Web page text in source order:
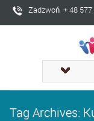
Zadzwoń + 48 577
Tag Archives: